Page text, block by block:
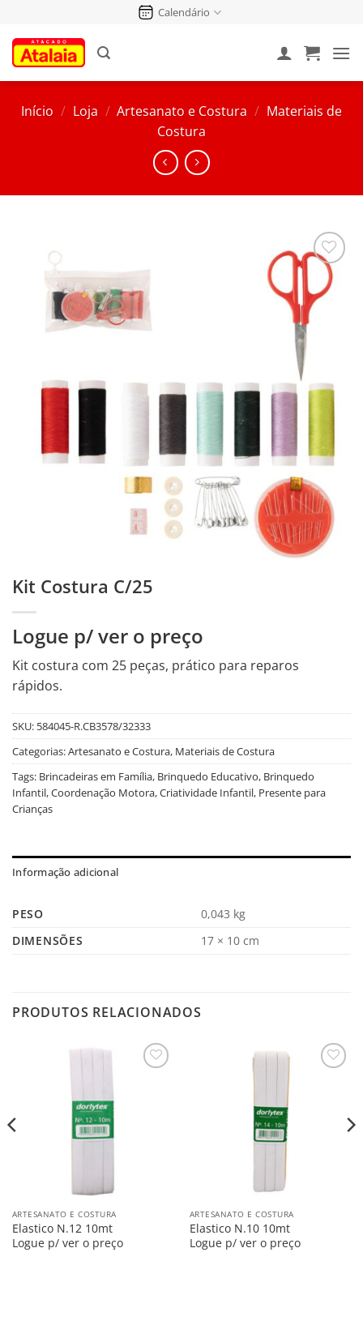
conteúdo
Calendário
Início / Loja / Artesanato e Costura / Materiais de
Costura
Salvar
na
Lista
Kit Costura C/25
Logue p/ ver o preço
Kit costura com 25 peças, prático para reparos
rápidos.
SKU: 584045-R.CB3578/32333
Categorias:Artesanato e Costura, Materiais de Costura
Tags: Brincadeiras em Família, Brinquedo Educativo, Brinquedo
Infantil,Coordenação Motora,Criatividade Infantil, Presente para
Crianças
Informação adicional
PESO
0,043 kg
DIMENSÕES
17 × 10 cm
PRODUTOS RELACIONADOS
ARTESANATO E COSTURA
Elastico N.12 10mt
Logue p/ ver o preço
ARTESANATO E COSTURA
Elastico N.10 10mt
Logue p/ ver o preço